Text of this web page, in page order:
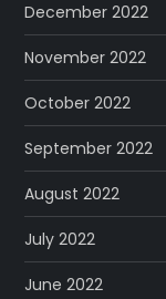
December 2022
November 2022
October 2022
September 2022
August 2022
July 2022
June 2022